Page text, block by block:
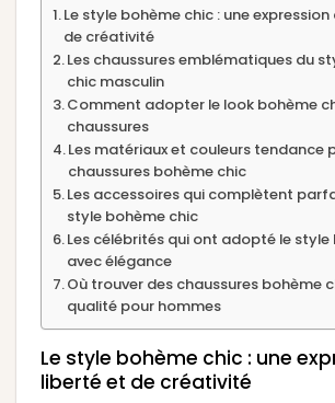
Le style bohème chic : une
de créativité
Les chaussures emblématiques du
chic masculin
Comment adopter le look bohème
chaussures
Les matériaux et couleurs tendance
chaussures bohème chic
Les accessoires qui complètent
style bohème chic
Les célébrités qui ont adopté le
avec élégance
Où trouver des chaussures bohème
qualité pour hommes
Le style bohème chic : une
liberté et de créativité